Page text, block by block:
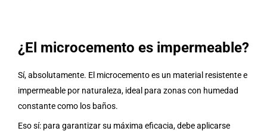
¿El microcemento es impermeable?
Sí, absolutamente. El microcemento es un material resistente e
impermeable por naturaleza, ideal para zonas con humedad
constante como los baños.
Eso sí: para garantizar su máxima eficacia, debe aplicarse